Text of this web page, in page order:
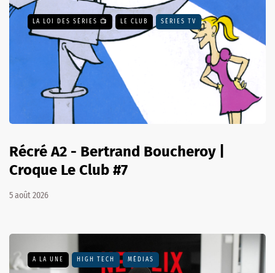
LA LOI DES SÉRIES 📺 LE CLUB SÉRIES TV
Récré A2 - Bertrand Boucheroy |
Croque Le Club #7
5 août 2026
A LA UNE HIGH TECH MÉDIAS